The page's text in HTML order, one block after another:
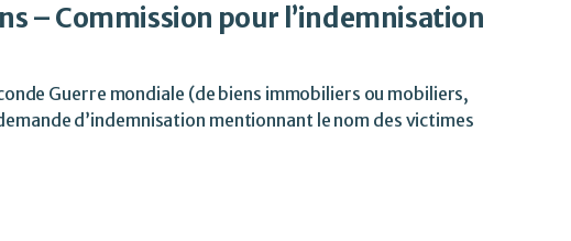
– Commission pour l’indemnisation
Guerre mondiale (de biens immobiliers ou mobiliers,
d’indemnisation mentionnant le nom des victimes